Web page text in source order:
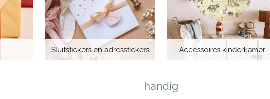
Sluitstickers en adresstickers Accessoires kinderkamer
handig